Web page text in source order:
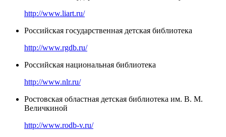
http://www.liart.ru/
Российская государственная детская библиотека
http://www.rgdb.ru/
Российская национальная библиотека
http://www.nlr.ru/
Ростовская областная детская библиотека им. В. М.
Величкиной
http://www.rodb-v.ru/